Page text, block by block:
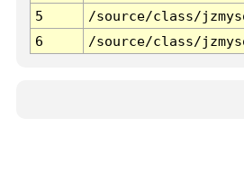
5
/source/class/
6
/source/class/